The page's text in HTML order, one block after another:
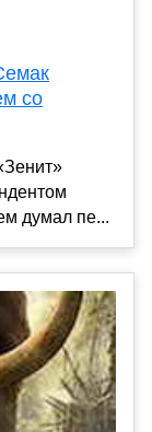
со
думал пе...